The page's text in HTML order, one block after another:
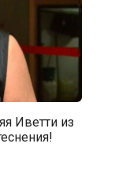
Иветти из